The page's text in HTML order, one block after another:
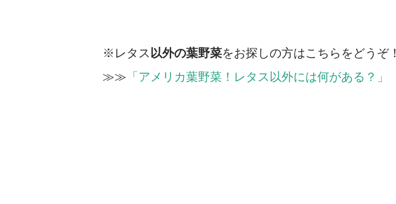
※レタス以外の葉野菜をお探しの方はこちらをどうぞ！
≫≫ 「アメリカ葉野菜！レタス以外には何がある？」